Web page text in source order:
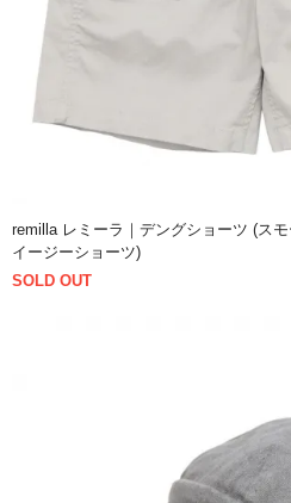
remilla レミーラ｜デングショーツ (ス
イージーショーツ)
SOLD OUT